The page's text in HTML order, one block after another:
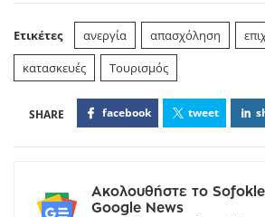
Ετικέτες ανεργία απασχόληση
κατασκευές
Τουρισμός
facebook tweet
Ακολουθήστε το
Google News